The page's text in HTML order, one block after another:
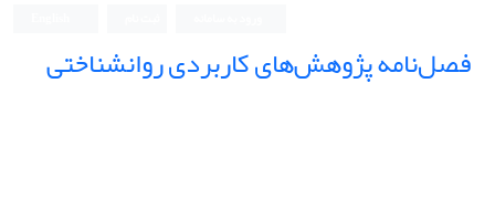
فصل‌نامه پژوهش‌های کاربردی روانشناختی